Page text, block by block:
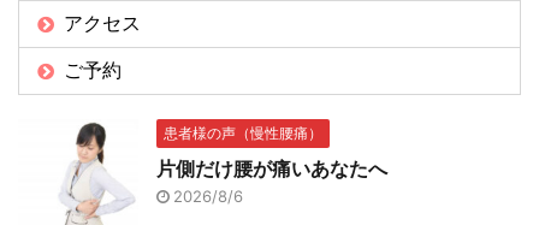
アクセス
ご予約
患者様の声（慢性腰痛）
片側だけ腰が痛いあなたへ
2026/8/6